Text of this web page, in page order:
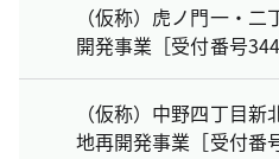
（仮称）虎ノ門一・
開発事業［受付番号344
（仮称）中野四丁目
地再開発事業［受付